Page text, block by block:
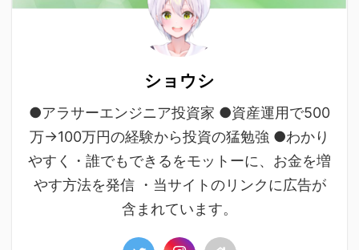
ショウシ
●アラサーエンジニア投資家 ●資産運用で500
万→100万円の経験から投資の猛勉強 ●わかり
やすく・誰でもできるをモットーに、お金を増
やす方法を発信 ・当サイトのリンクに広告が
含まれています。